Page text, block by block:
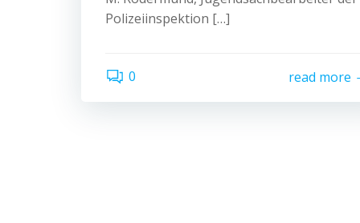
Polizeiinspektion […]
0 read more